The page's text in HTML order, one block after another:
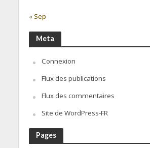
« Sep
Meta
Connexion
Flux des publications
Flux des commentaires
Site de WordPress-FR
Pages